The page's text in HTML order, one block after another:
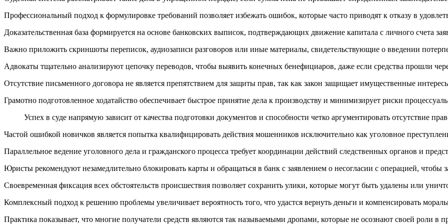
Профессиональный подход к формулировке требований позволяет избежать ошибок, которые часто приводят к отказу в
Доказательственная база формируется на основе банковских выписок, подтверждающих движение капитала с личного счета
Важно приложить скриншоты переписок, аудиозаписи разговоров или иные материалы, свидетельствующие о введении
Адвокаты тщательно анализируют цепочку переводов, чтобы выявить конечных бенефициаров, даже если средства прошли
Отсутствие письменного договора не является препятствием для защиты прав, так как закон защищает имущественные
Грамотно подготовленное ходатайство обеспечивает быстрое принятие дела к производству и минимизирует риски
Успех в суде напрямую зависит от качества подготовки документов и способности четко аргументировать отсутствие
Частой ошибкой новичков является попытка квалифицировать действия мошенников исключительно как уголовное
Параллельное ведение уголовного дела и гражданского процесса требует координации действий следственных органов и
Юристы рекомендуют незамедлительно блокировать карты и обращаться в банк с заявлением о несогласии с операцией, чтобы
Своевременная фиксация всех обстоятельств происшествия позволяет сохранить улики, которые могут быть удалены или
Комплексный подход к решению проблемы увеличивает вероятность того, что удастся вернуть деньги и компенсировать
Практика показывает, что многие получатели средств являются так называемыми дропами, которые не осознают своей роли в